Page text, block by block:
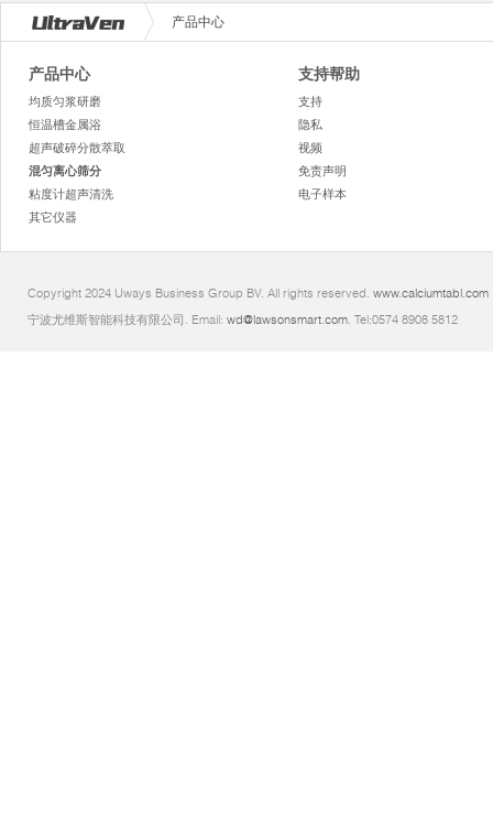
产品中心
产品中心
均质匀浆研磨
恒温槽金属浴
超声破碎分散萃取
混匀离心筛分
粘度计超声清洗
其它仪器
支持帮助
支持
隐私
视频
免责声明
电子样本
Copyright 2024 Uways Business Group BV. All rights reserved. www.calciumtabl.com
宁波尤维斯智能科技有限公司. Email: wd@lawsonsmart.com. Tel:0574 8908 5812